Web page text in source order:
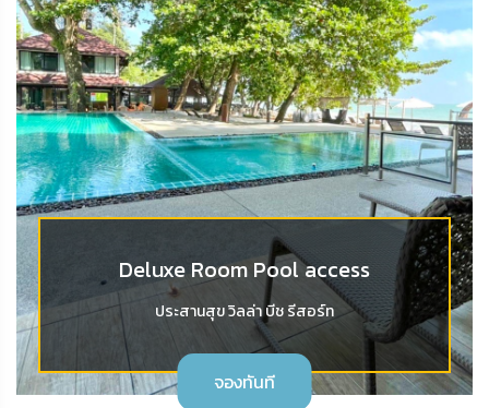
Deluxe Room Pool access
ประสานสุข วิลล่า บีช รีสอร์ท
จองทันที